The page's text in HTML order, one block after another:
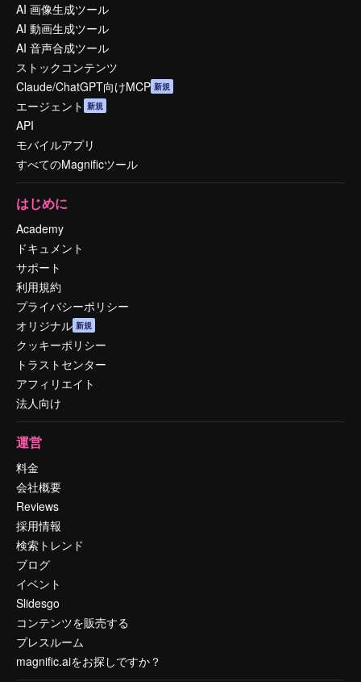
AI 画像生成ツール
AI 動画生成ツール
AI 音声合成ツール
ストックコンテンツ
Claude/ChatGPT向けMCP 新規
エージェント 新規
API
モバイルアプリ
すべてのMagnificツール
はじめに
Academy
ドキュメント
サポート
利用規約
プライバシーポリシー
オリジナル 新規
クッキーポリシー
トラストセンター
アフィリエイト
法人向け
運営
料金
会社概要
Reviews
採用情報
検索トレンド
ブログ
イベント
Slidesgo
コンテンツを販売する
プレスルーム
magnific.aiをお探しですか？